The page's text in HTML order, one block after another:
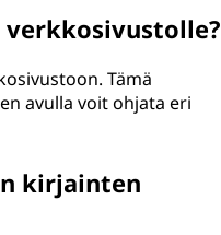
Tämä
avulla voit ohjata eri
kirjainten